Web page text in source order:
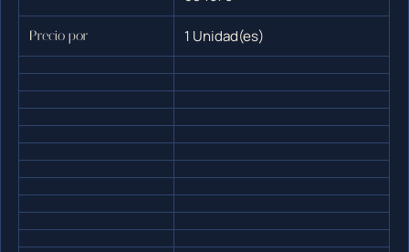
Precio por 1 Unidad(es)